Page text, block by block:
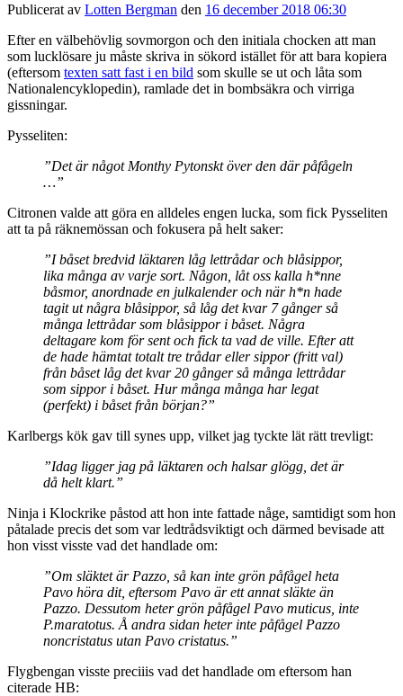
Publicerat av Lotten Bergman den 16 december 2018 06:30
Efter en välbehövlig sovmorgon och den initiala chocken att man
som lucklösare ju måste skriva in sökord istället för att bara kopiera
(eftersom texten satt fast i en bild som skulle se ut och låta som
Nationalencyklopedin), ramlade det in bombsäkra och virriga
gissningar.
Pysseliten:
”Det är något Monthy Pytonskt över den där påfågeln
…”
Citronen valde att göra en alldeles engen lucka, som fick Pysseliten
att ta på räknemössan och fokusera på helt saker:
”I båset bredvid läktaren låg lettrådar och blåsippor,
lika många av varje sort. Någon, låt oss kalla h*nne
båsmor, anordnade en julkalender och när h*n hade
tagit ut några blåsippor, så låg det kvar 7 gånger så
många lettrådar som blåsippor i båset. Några
deltagare kom för sent och fick ta vad de ville. Efter att
de hade hämtat totalt tre trådar eller sippor (fritt val)
från båset låg det kvar 20 gånger så många lettrådar
som sippor i båset. Hur många många har legat
(perfekt) i båset från början?”
Karlbergs kök gav till synes upp, vilket jag tyckte lät rätt trevligt:
”Idag ligger jag på läktaren och halsar glögg, det är
då helt klart.”
Ninja i Klockrike påstod att hon inte fattade någe, samtidigt som hon
påtalade precis det som var ledtrådsviktigt och därmed bevisade att
hon visst visste vad det handlade om:
”Om släktet är Pazzo, så kan inte grön påfågel heta
Pavo höra dit, eftersom Pavo är ett annat släkte än
Pazzo. Dessutom heter grön påfågel Pavo muticus, inte
P.maratotus. Å andra sidan heter inte påfågel Pazzo
noncristatus utan Pavo cristatus.”
Flygbengan visste preciiis vad det handlade om eftersom han
citerade HB: